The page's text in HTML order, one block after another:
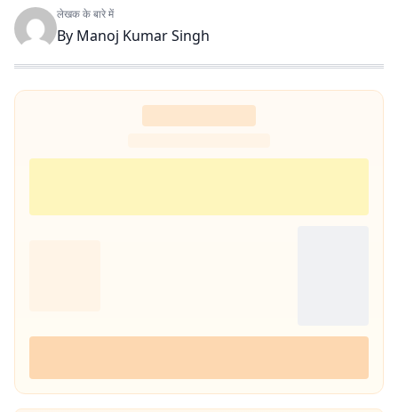
लेखक के बारे में
By Manoj Kumar Singh